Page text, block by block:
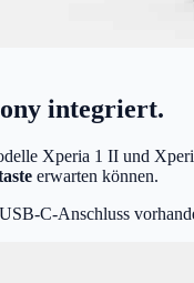
integriert.
Xperia 1 II und
erwarten können.
C-Anschluss